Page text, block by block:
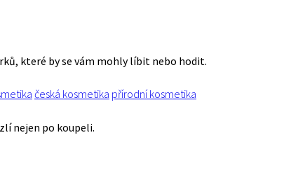
které by se vám mohly líbit nebo hodit.
česká kosmetika přírodní kosmetika
nejen po koupeli.